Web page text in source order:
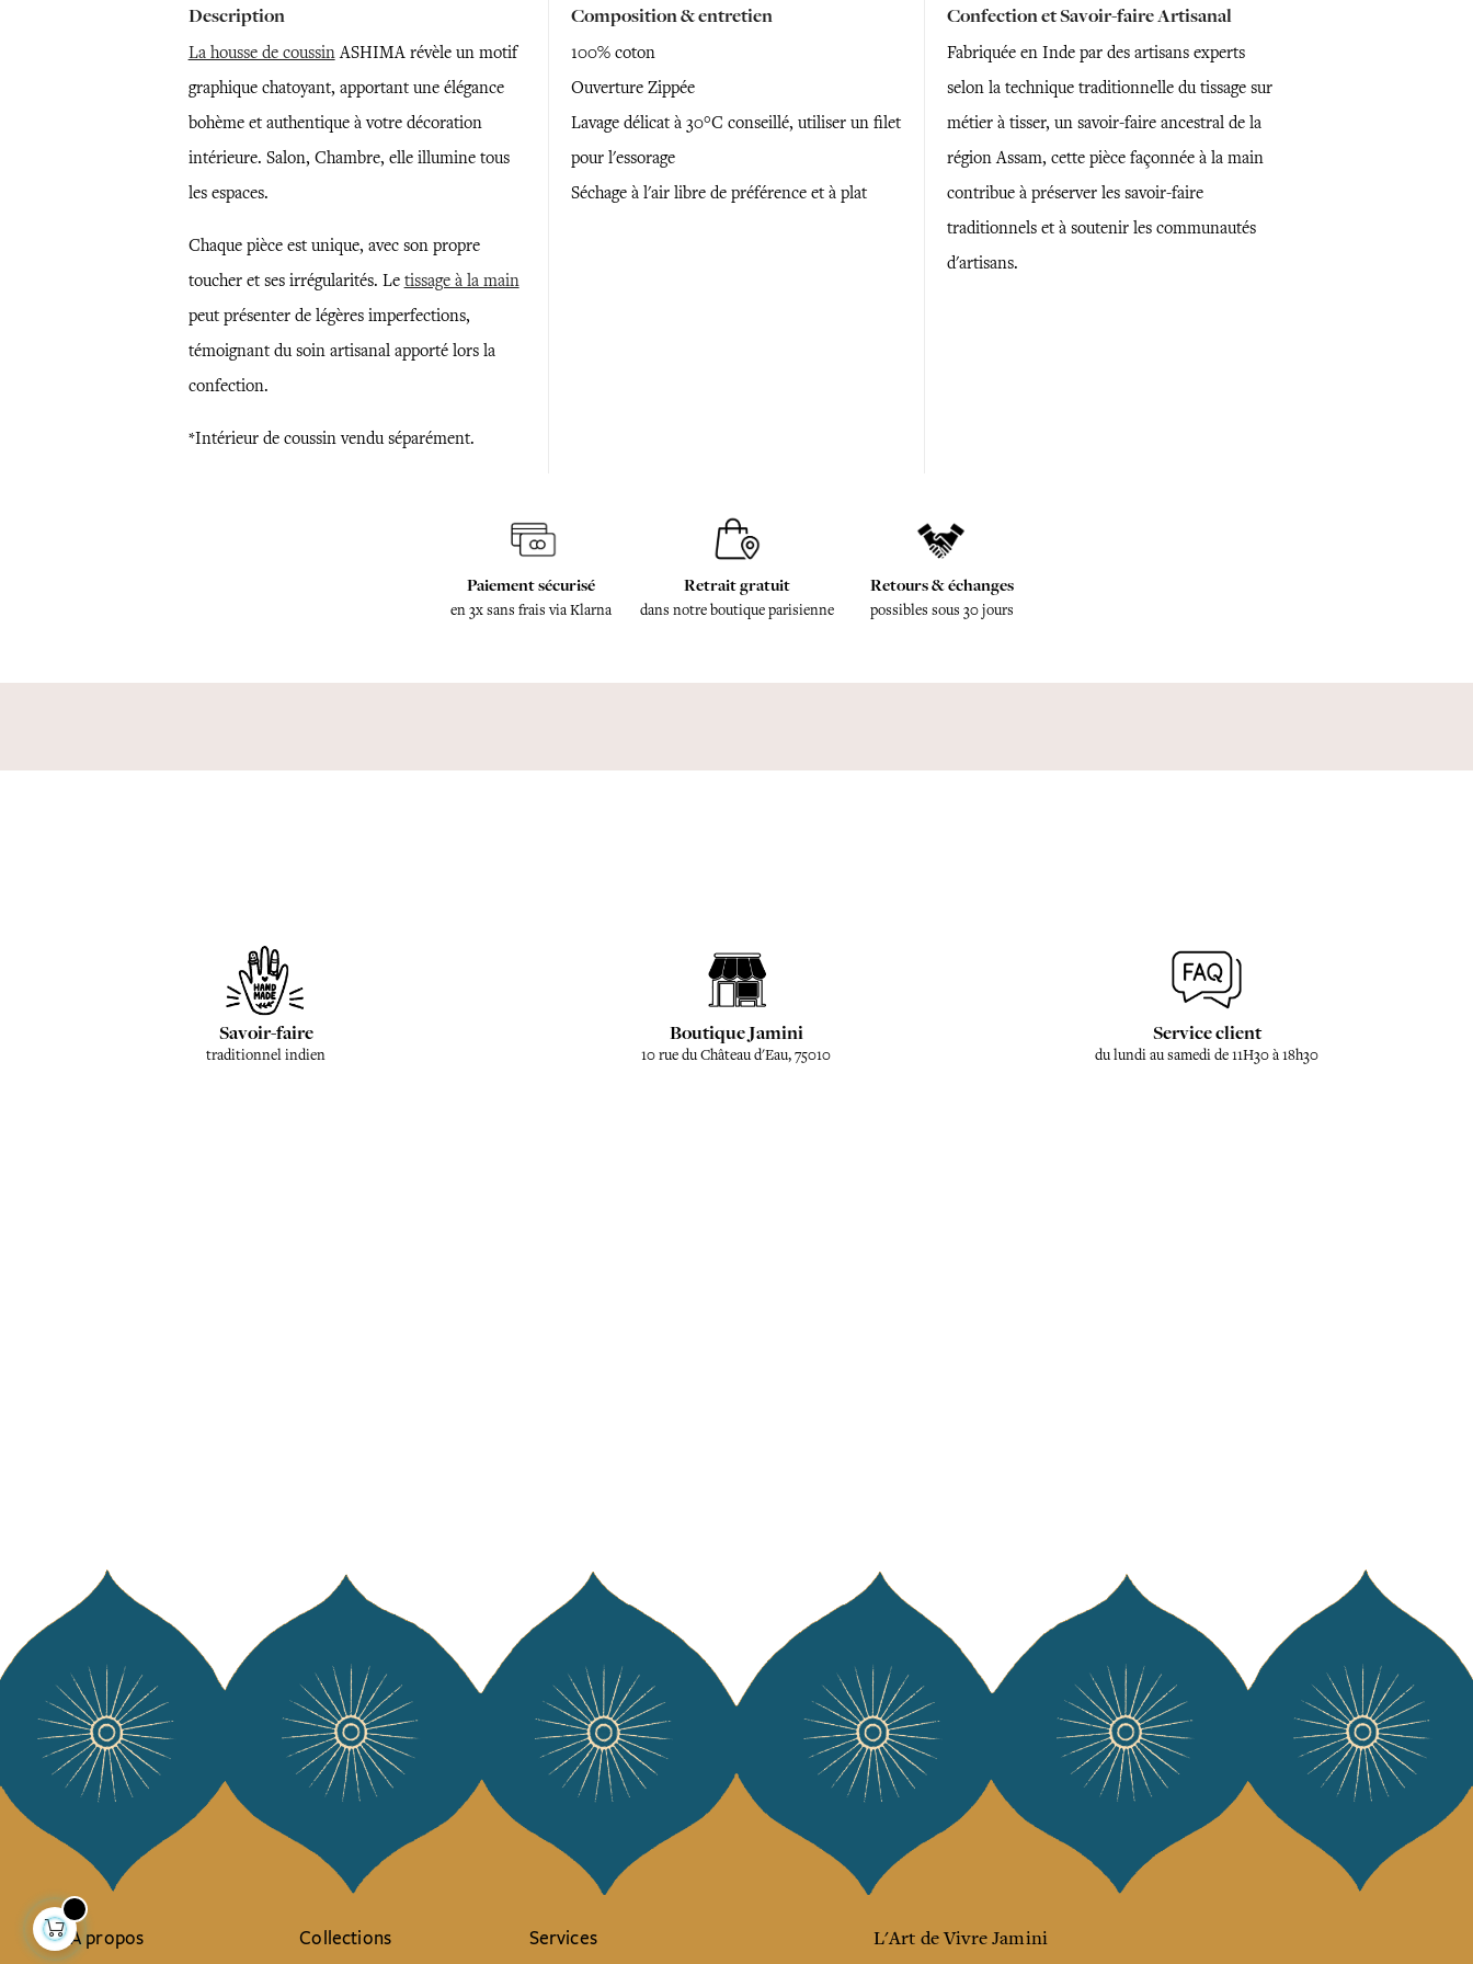
Description
La housse de coussinASHIMA révèle un motif
graphique chatoyant, apportant une élégance
bohème et authentique à votre décoration
intérieure. Salon, Chambre, elle illumine tous
les espaces.
Chaque pièce est unique, avec son propre
toucher et ses irrégularités. Le tissage à la main
peut présenter de légères imperfections,
témoignant du soin artisanal apporté lors la
confection.
*Intérieur de coussin vendu séparément.
Composition & entretien
100% coton
Ouverture Zippée
Lavage délicat à 30°C conseillé, utiliser un filet
pour l'essorage
Séchage à l'air libre de préférence et à plat
Confection et Savoir-faire Artisanal
Fabriquée en Inde par des artisans experts
selon la technique traditionnelle du tissage sur
métier à tisser, un savoir-faire ancestral de la
région Assam, cette pièce façonnée à la main
contribue à préserver les savoir-faire
traditionnels et à soutenir les communautés
d'artisans.
Paiement sécurisé
en 3x sans frais via Klarna
Retrait gratuit
dans notre boutique parisienne
Retours & échanges
possibles sous 30 jours
Savoir-faire
traditionnel indien
Boutique Jamini
10 rue du Château d'Eau, 75010
Service client
du lundi au samedi de 11H30 à 18h30
À propos Collections Services L'Art de Vivre Jamini